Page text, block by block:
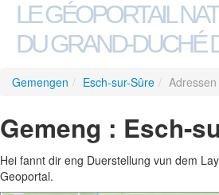
LE GÉOPORTAIL
DU GRAND-DUCHÉ
Gemengen / Esch-sur-Sûre / Adressen
Gemeng : Esch-
Hei fannt dir eng Duerstellung vun dem
Geoportal.